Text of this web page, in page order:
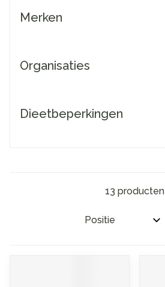
Merken
Organisaties
Dieetbeperkingen
13 producten
Sorteer op: